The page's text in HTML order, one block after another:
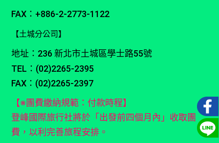
FAX：+886-2-2773-1122
【土城分公司】
地址：236 新北市土城區學士路55號
TEL：(02)2265-2395
FAX：(02)2265-2397
【※團費繳納規範：付款時程】
登峰國際旅行社將於「出發前四個月內」收取團
費，以利完善旅程安排。